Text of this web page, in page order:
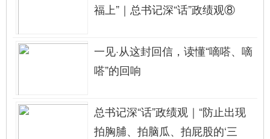
福上”｜总书记深“话”政绩观⑧
一见·从这封回信，读懂“嘀嗒、嘀
嗒”的回响
总书记深“话”政绩观｜“防止出现
拍胸脯、拍脑瓜、拍屁股的‘三